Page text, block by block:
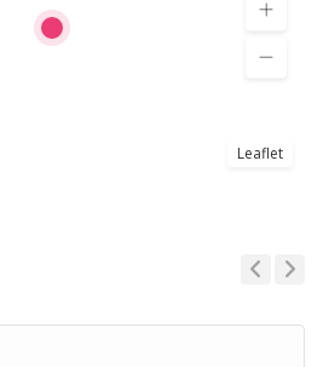
Leaflet